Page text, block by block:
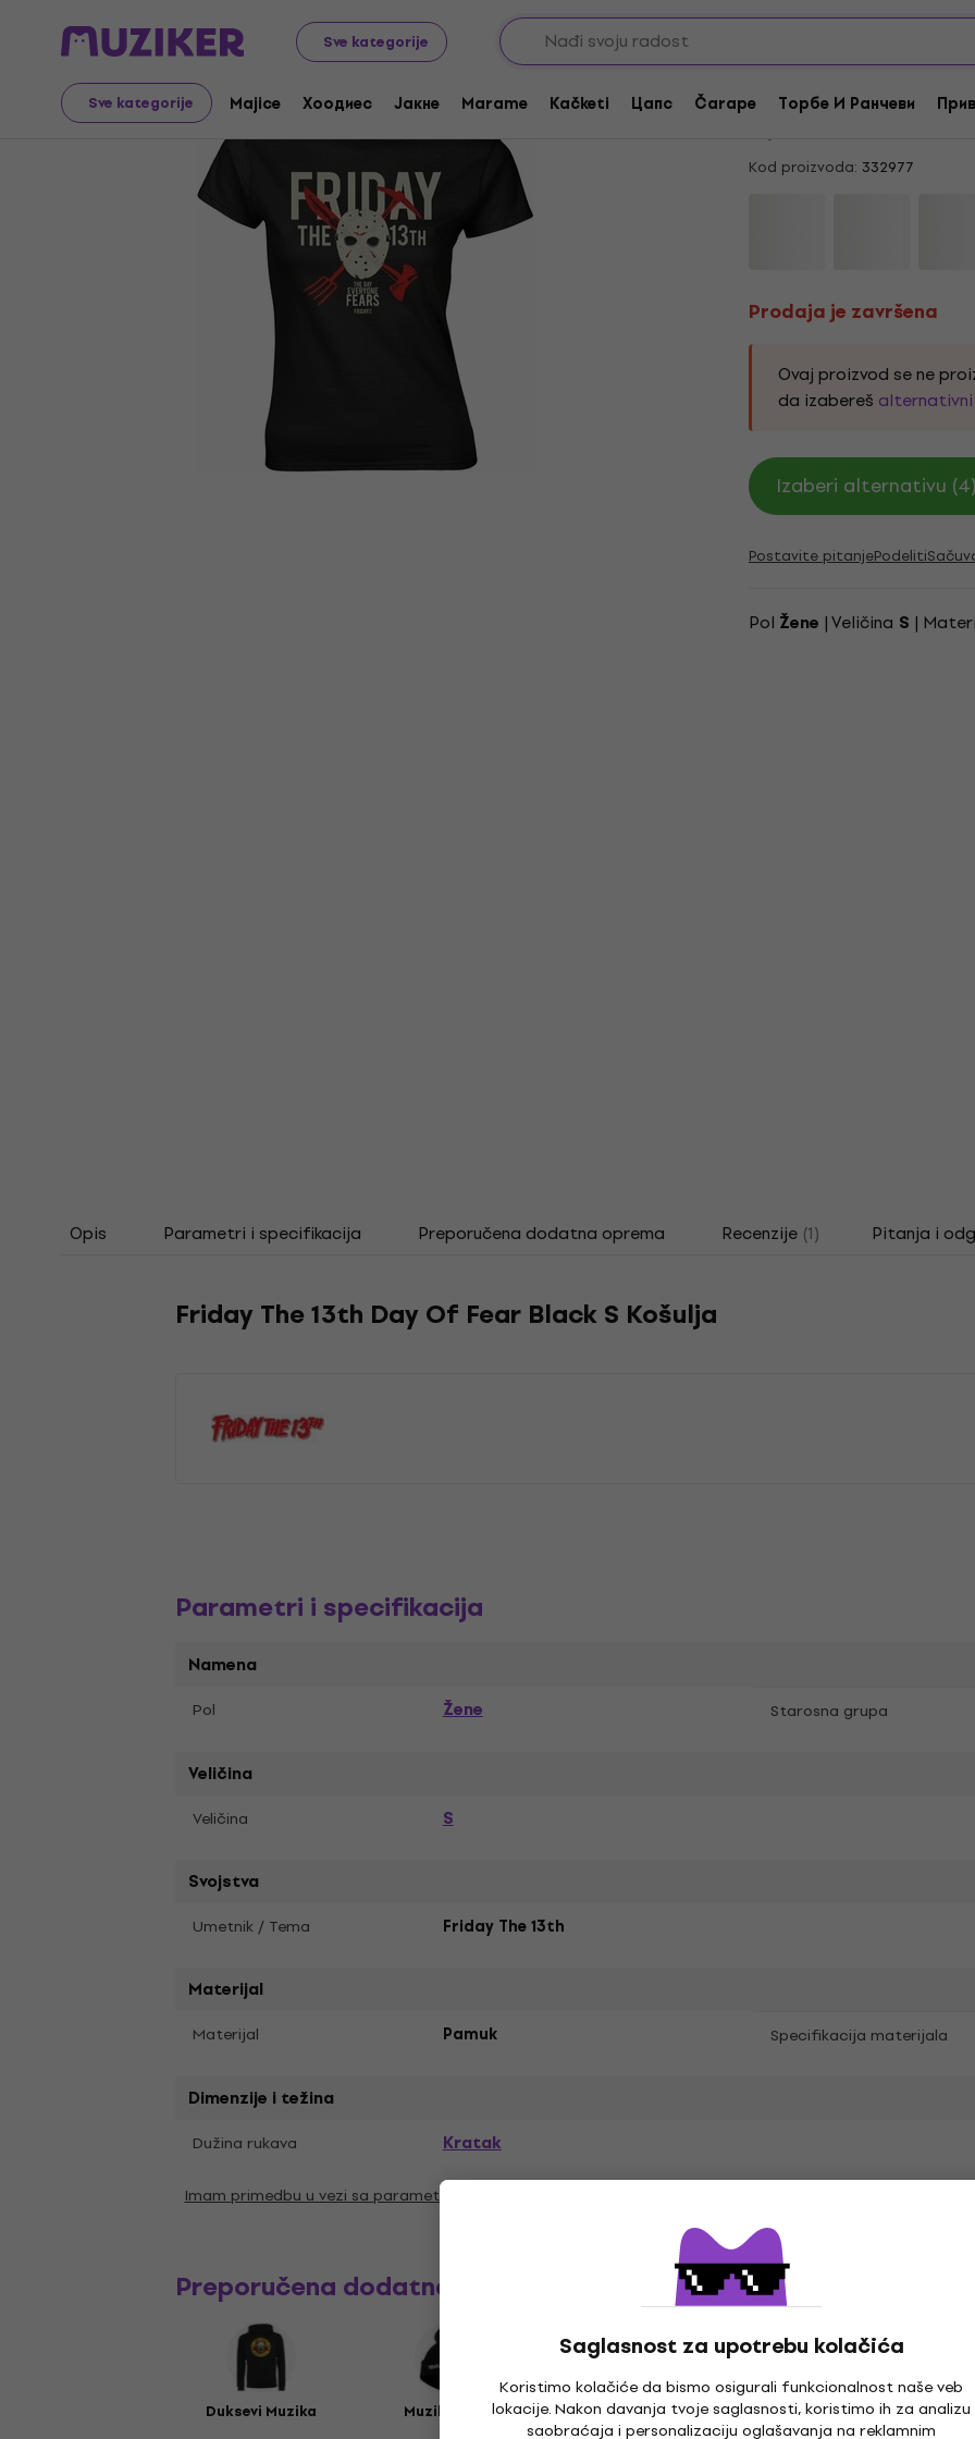
Sve kategorije
Sve kategorije Majice Хоодиес Јакне Marame Kačketi Цапс Čarape Торбе И Ранчеви
Saglasnost za upotrebu kolačića
Koristimo kolačiće da bismo osigurali funkcionalnost naše veb
lokacije. Nakon davanja tvoje saglasnosti, koristimo ih za analizu
saobraćaja i personalizaciju oglašavanja na reklamnim
Merch Music Merch
Prodaja je završena
Prodaja je završena
Friday The 13th Day
Kod proizvoda: 332977
Prodaja je završena
Ovaj proizvod se ne
da izabereš
Izaberi alternativu (4)
Postavite pitanjePodeliti
Pol Žene | Veličina S |
Opis Parametri i specifikacija Preporučena dodatna oprema Recenzije (1) Pitanja i
Friday The 13th Day Of Fear Black S Košulja
Parametri i specifikacija
Namena
Pol Žene Starosna grupa
Veličina
Veličina S
Svojstva
Umetnik / Tema Friday The 13th
Materijal
Materijal Pamuk Specifikacija materijala
Dimenzije i težina
Dužina rukava Kratak
Imam primedbu u vezi sa parametrima
Preporučena dodatna oprema
Duksevi Muzika Muzika kape LP ploče Muzika kačketi